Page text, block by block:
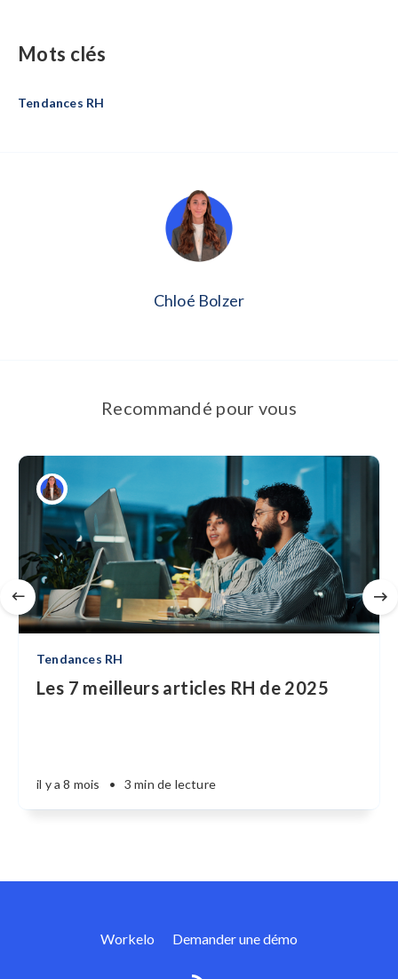
Mots clés
Tendances RH
Chloé Bolzer
Recommandé pour vous
Tendances RH
Les 7 meilleurs articles RH de 2025
il y a 8 mois • 3 min de lecture
Workelo Demander une démo